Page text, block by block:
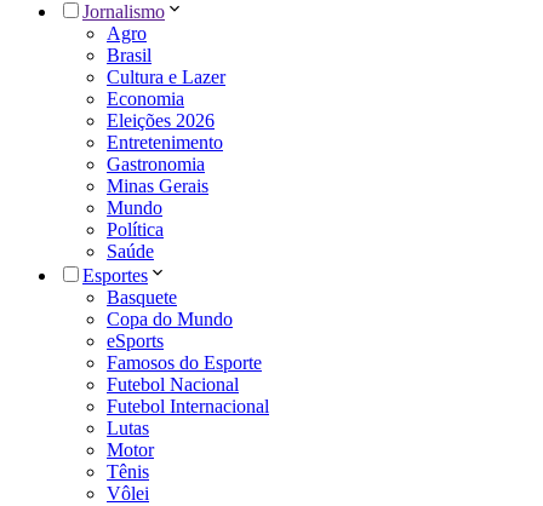
Jornalismo
Agro
Brasil
Cultura e Lazer
Economia
Eleições 2026
Entretenimento
Gastronomia
Minas Gerais
Mundo
Política
Saúde
Esportes
Basquete
Copa do Mundo
eSports
Famosos do Esporte
Futebol Nacional
Futebol Internacional
Lutas
Motor
Tênis
Vôlei